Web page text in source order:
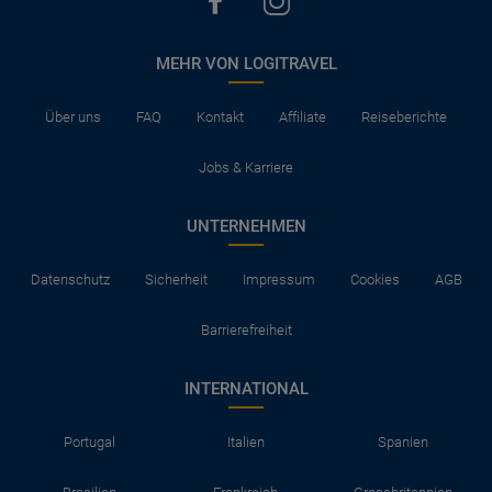
MEHR VON LOGITRAVEL
Über uns FAQ Kontakt Affiliate Reiseberichte
Jobs & Karriere
UNTERNEHMEN
Datenschutz Sicherheit Impressum Cookies AGB
Barrierefreiheit
INTERNATIONAL
Portugal Italien Spanien